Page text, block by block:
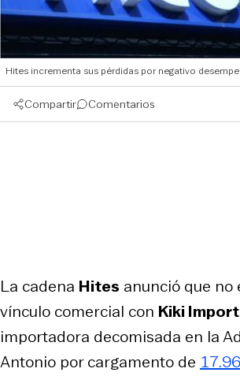
Hites incrementa sus pérdidas por negativo
Compartir Comentarios
La cadena Hites anunció que no
vínculo comercial con Kiki
importadora decomisada en la
Antonio por cargamento de